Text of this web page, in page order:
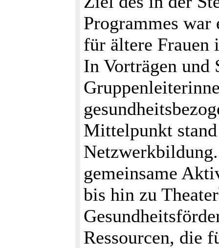
Programmes war
für ältere Frauen
In Vorträgen und
Mittelpunkt
gemeinsame
bis hin zu
Ressourcen, die